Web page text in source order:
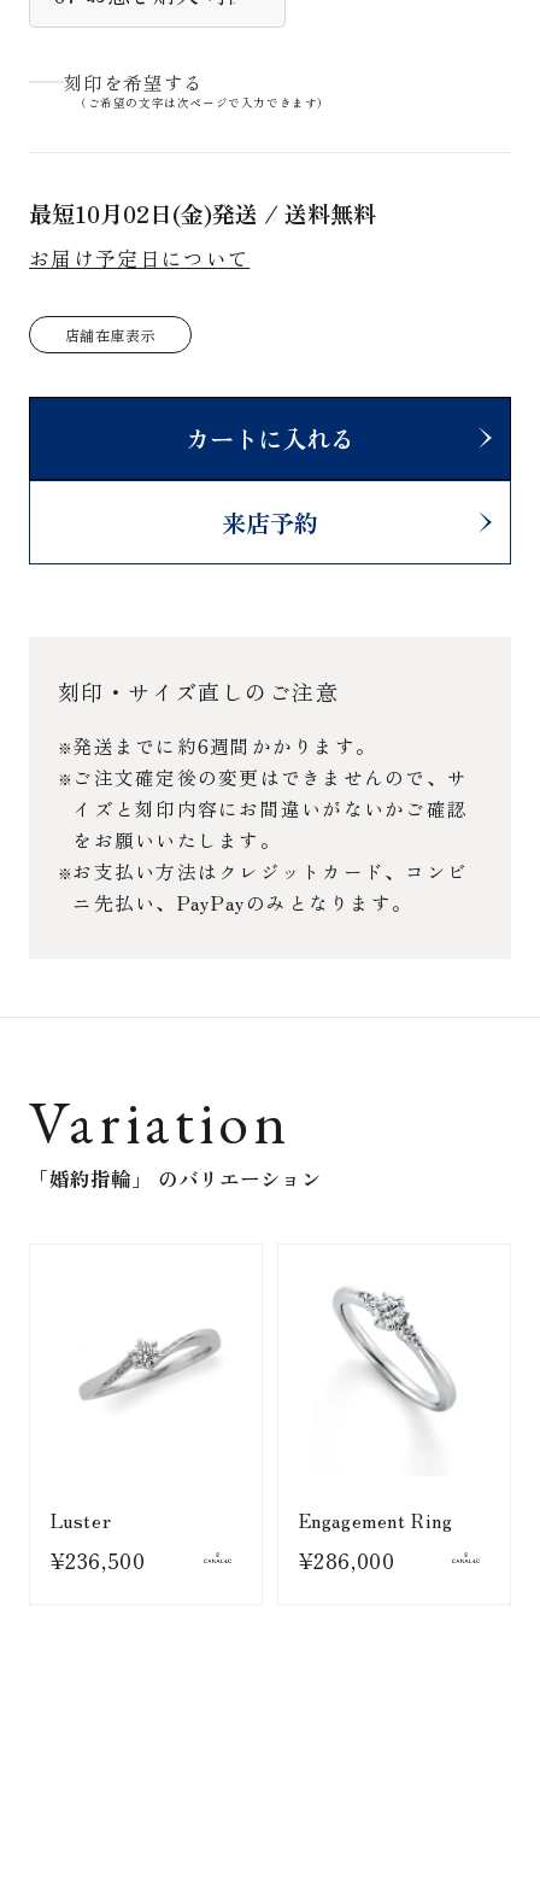
刻印を希望する
（ご希望の文字は次ページで入力できます）
最短10月02日(金)発送 / 送料無料
お届け予定日について
店舗在庫表示
カートに入れる
来店予約
刻印・サイズ直しのご注意
発送までに約6週間かかります。
ご注文確定後の変更はできませんので、サ
イズと刻印内容にお間違いがないかご確認
をお願いいたします。
お支払い方法はクレジットカード、コンビ
ニ先払い、PayPayのみとなります。
Variation
「婚約指輪」 のバリエーション
Luster
¥236,500
Engagement Ring
¥286,000